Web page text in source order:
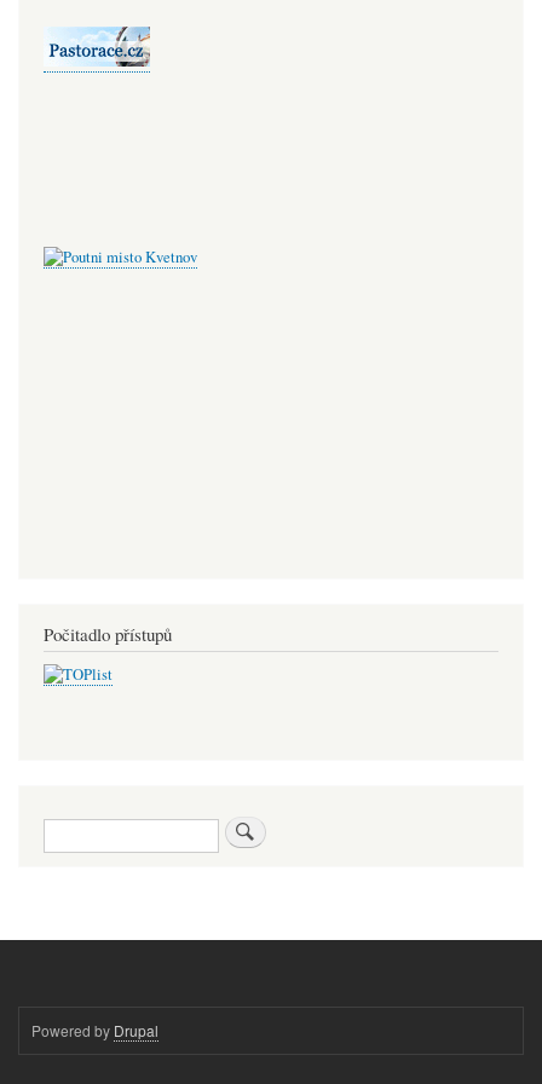
Počitadlo přístupů
Hledat
Powered by Drupal